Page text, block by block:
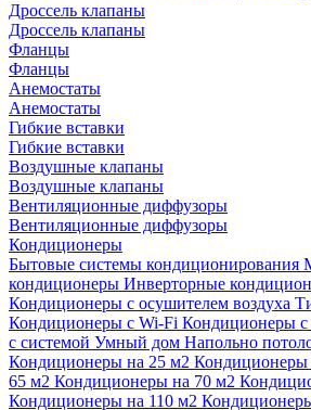
Дроссель клапаны
Дроссель клапаны
Фланцы
Фланцы
Анемостаты
Анемостаты
Гибкие вставки
Гибкие вставки
Воздушные клапаны
Воздушные клапаны
Вентиляционные диффузоры
Вентиляционные диффузоры
Кондиционеры
Бытовые системы кондиционирования
кондиционеры Инверторные
Кондиционеры с осушителем воздуха
Кондиционеры с Wi-Fi Кондиционеры с
с системой Умный дом Напольно
Кондиционеры на 25 м2 Кондиционеры
65 м2 Кондиционеры на 70 м2
Кондиционеры на 110 м2